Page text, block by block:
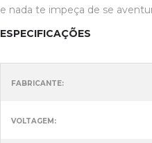
e nada te impeça de se
ESPECIFICAÇÕES
FABRICANTE:
VOLTAGEM: